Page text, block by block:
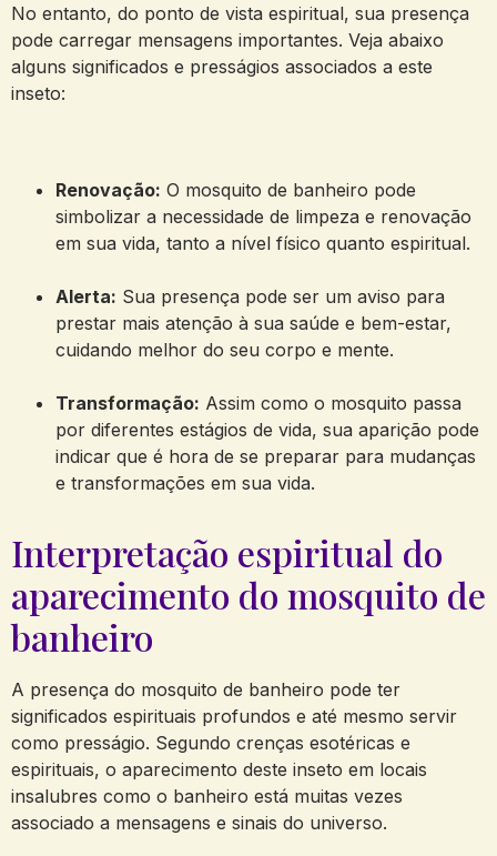
No entanto, do ponto de vista espiritual, sua presença
pode carregar mensagens importantes. Veja abaixo
alguns significados e presságios associados a este
inseto:
Renovação: O mosquito de banheiro pode
simbolizar a necessidade de limpeza e renovação
em sua vida, tanto a nível físico quanto espiritual.
Alerta: Sua presença pode ser um aviso para
prestar mais atenção à sua saúde e bem-estar,
cuidando melhor do seu corpo e mente.
Transformação: Assim como o mosquito passa
por diferentes estágios de vida, sua aparição pode
indicar que é hora de se preparar para mudanças
e transformações em sua vida.
Interpretação espiritual do
aparecimento do mosquito de
banheiro
A presença do mosquito de banheiro pode ter
significados espirituais profundos e até mesmo servir
como presságio. Segundo crenças esotéricas e
espirituais, o aparecimento deste inseto em locais
insalubres como o banheiro está muitas vezes
associado a mensagens e sinais do universo.